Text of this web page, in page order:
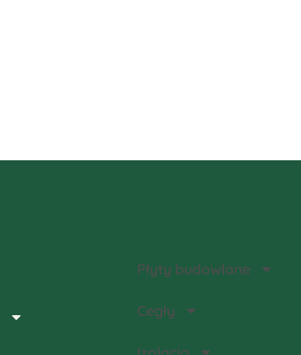
Płyty budowlane
Cegły